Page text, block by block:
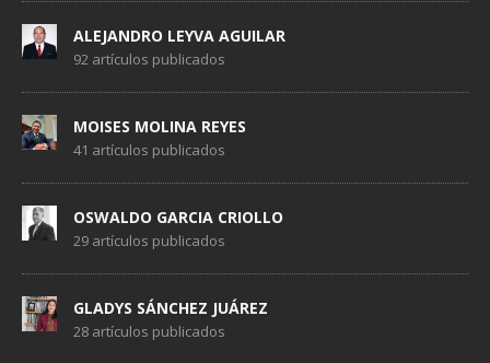
ALEJANDRO LEYVA AGUILAR
92 artículos publicados
MOISES MOLINA REYES
41 artículos publicados
OSWALDO GARCIA CRIOLLO
29 artículos publicados
GLADYS SÁNCHEZ JUÁREZ
28 artículos publicados